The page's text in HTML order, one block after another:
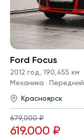
Ford Focus
2012 год, 190,455 км
Механика · Передний
Красноярск
679,000 ₽
619,000 ₽